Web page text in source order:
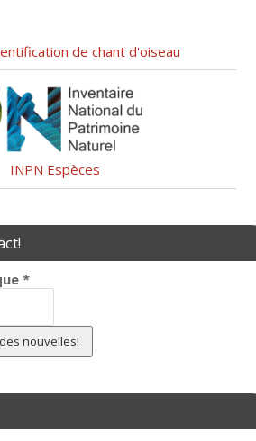
de chant d'oiseau
INPN Espèces
*